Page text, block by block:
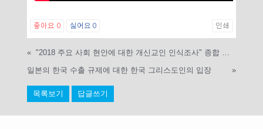
좋아요 0 싫어요 0 인쇄
«
일본의 한국 수출 규제에 대한 한국 그리스도인의 입장
»
목록보기 답글쓰기